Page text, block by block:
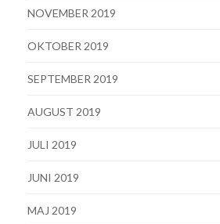
NOVEMBER 2019
OKTOBER 2019
SEPTEMBER 2019
AUGUST 2019
JULI 2019
JUNI 2019
MAJ 2019